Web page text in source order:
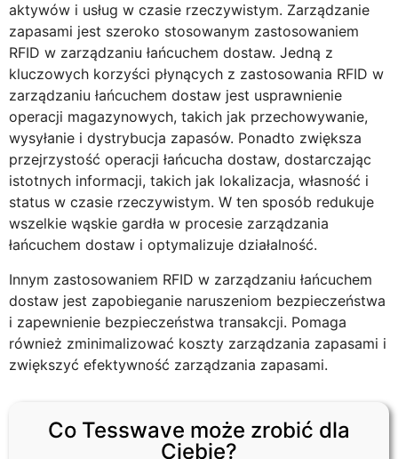
aktywów i usług w czasie rzeczywistym. Zarządzanie
zapasami jest szeroko stosowanym zastosowaniem
RFID w zarządzaniu łańcuchem dostaw. Jedną z
kluczowych korzyści płynących z zastosowania RFID w
zarządzaniu łańcuchem dostaw jest usprawnienie
operacji magazynowych, takich jak przechowywanie,
wysyłanie i dystrybucja zapasów. Ponadto zwiększa
przejrzystość operacji łańcucha dostaw, dostarczając
istotnych informacji, takich jak lokalizacja, własność i
status w czasie rzeczywistym. W ten sposób redukuje
wszelkie wąskie gardła w procesie zarządzania
łańcuchem dostaw i optymalizuje działalność.
Innym zastosowaniem RFID w zarządzaniu łańcuchem
dostaw jest zapobieganie naruszeniom bezpieczeństwa
i zapewnienie bezpieczeństwa transakcji. Pomaga
również zminimalizować koszty zarządzania zapasami i
zwiększyć efektywność zarządzania zapasami.
Co Tesswave może zrobić dla
Ciebie?